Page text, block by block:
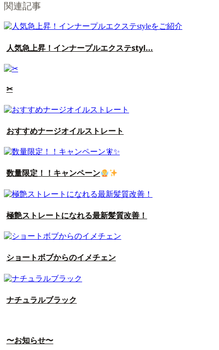
関連記事
人気急上昇！インナープルエクステstyl...
✂︎
おすすめナージオイルストレート
数量限定！！キャンペーン
極艶ストレートになれる最新髪質改善！
ショートボブからのイメチェン
ナチュラルブラック
〜お知らせ〜